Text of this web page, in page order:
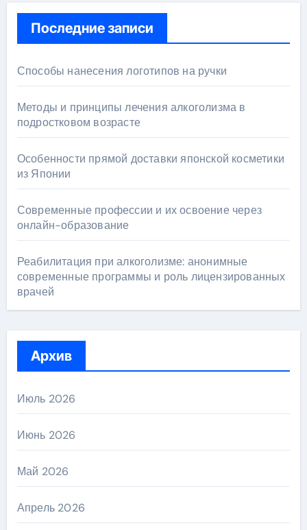
Последние записи
Способы нанесения логотипов на ручки
Методы и принципы лечения алкоголизма в
подростковом возрасте
Особенности прямой доставки японской косметики
из Японии
Современные профессии и их освоение через
онлайн-образование
Реабилитация при алкоголизме: анонимные
современные программы и роль лицензированных
врачей
Архив
Июль 2026
Июнь 2026
Май 2026
Апрель 2026